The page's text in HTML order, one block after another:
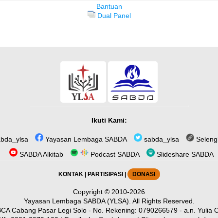
Bantuan
Dual Panel
Ikuti Kami:
Yayasan Lembaga SABDA sabda_ylsa
SABDA Alkitab
Podcast SABDA Slideshare SABDA
KONTAK | PARTISIPASI| DONASI
Copyright © 2010-2026
Yayasan Lembaga SABDA (YLSA). All Rights Reserved.
Cabang Pasar Legi Solo - No. Rekening: 0790266579 - a.n. Yulia